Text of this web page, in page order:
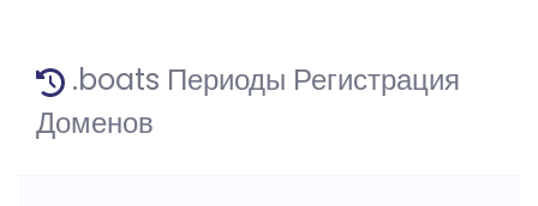
.boats Периоды Регистрация
Доменов